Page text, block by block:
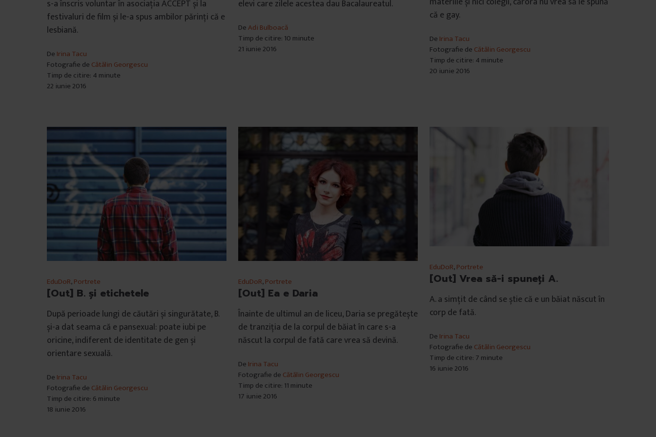
n
u
i
s-a înscris voluntar în asociația ACCEPT și la
festivaluri de film și le-a spus ambilor părinți că e
lesbiană.
De Irina Tacu
Fotografie de Cătălin Georgescu
Timp de citire: 4 minute
22 iunie 2016
elevi care zilele acestea dau Bacalaureatul.
DeAdi Bulboacă
Timp de citire: 10 minute
21 iunie 2016
că e gay.
De Irina Tacu
Fotografie de Cătălin Georgescu
Timp de citire: 4 minute
20 iunie 2016
EduDoR,Portrete
[Out] B. și etichetele
După perioade lungi de căutări și singurătate, B.
și-a dat seama că e pansexual: poate iubi pe
oricine, indiferent de identitate de gen și
orientare sexuală.
De Irina Tacu
Fotografie de Cătălin Georgescu
Timp de citire: 6 minute
18 iunie 2016
EduDoR,Portrete
[Out] Ea e Daria
Înainte de ultimul an de liceu, Daria se pregătește
de tranziția de la corpul de băiat în care s-a
născut la corpul de fată care vrea să devină.
De Irina Tacu
Fotografie de Cătălin Georgescu
Timp de citire: 11 minute
17 iunie 2016
EduDoR,Portrete
[Out] Vrea să-i spuneți A.
A. a simțit de când se știe că e un băiat născut în
corp de fată.
De Irina Tacu
Fotografie de Cătălin Georgescu
Timp de citire: 7 minute
16 iunie 2016